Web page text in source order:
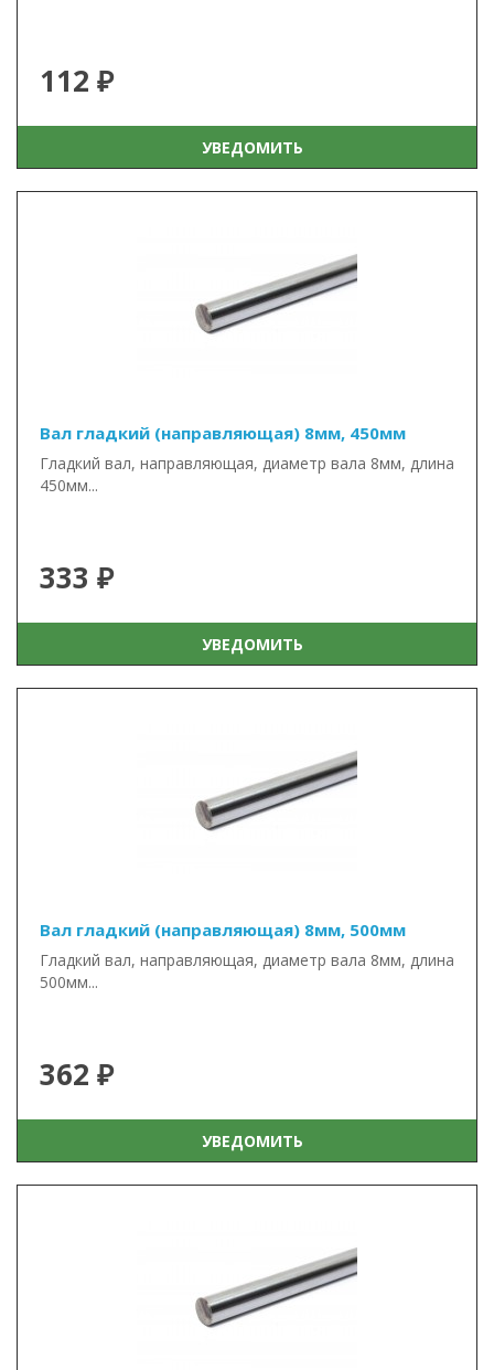
112 ₽
УВЕДОМИТЬ
Вал гладкий (направляющая) 8мм, 450мм
Гладкий вал, направляющая, диаметр вала 8мм, длина
450мм...
333 ₽
УВЕДОМИТЬ
Вал гладкий (направляющая) 8мм, 500мм
Гладкий вал, направляющая, диаметр вала 8мм, длина
500мм...
362 ₽
УВЕДОМИТЬ